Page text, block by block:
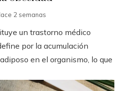
2 semanas
un trastorno médico
por la acumulación
en el organismo, lo que